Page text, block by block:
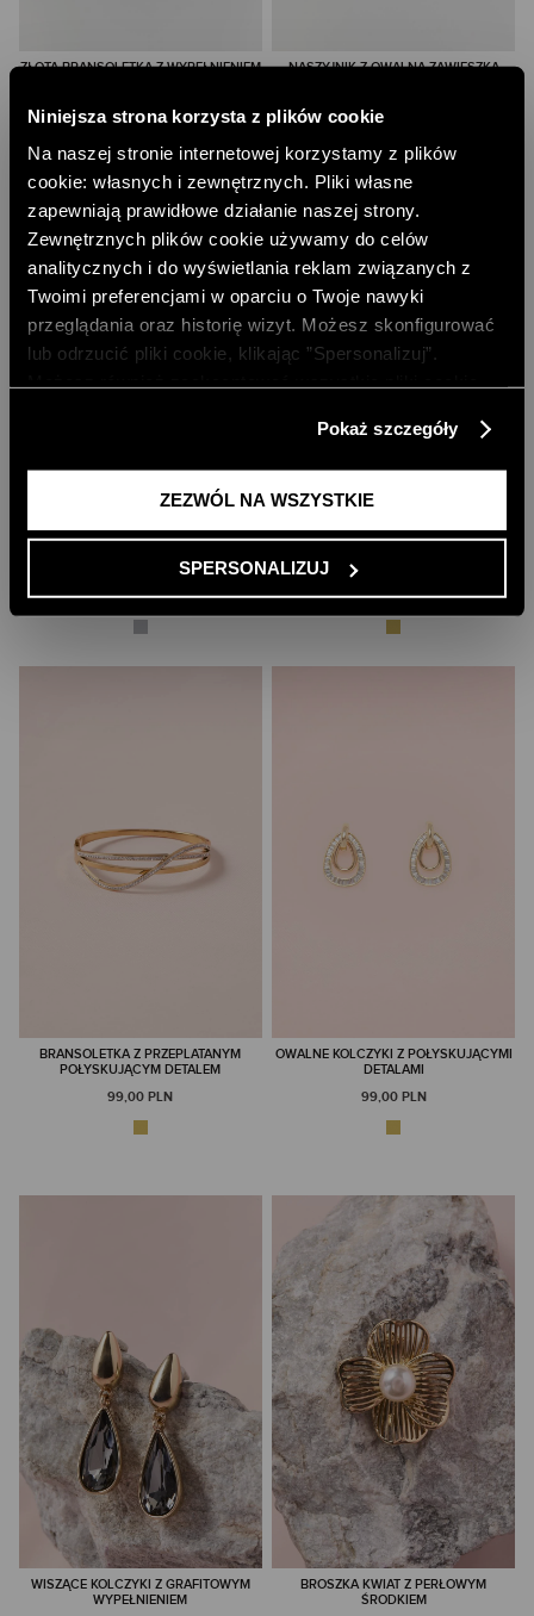
Niniejsza strona korzysta z plików cookie
Na naszej stronie internetowej korzystamy z plików
cookie: własnych i zewnętrznych. Pliki własne
zapewniają prawidłowe działanie naszej strony.
Zewnętrznych plików cookie używamy do celów
analitycznych i do wyświetlania reklam związanych z
Twoimi preferencjami w oparciu o Twoje nawyki
przeglądania oraz historię wizyt. Możesz skonfigurować
lub odrzucić pliki cookie, klikając ”Spersonalizuj”.
Polityce Prywatności
Pokaż szczegóły
ZEZWÓL NA WSZYSTKIE
SPERSONALIZUJ
ZŁOTA BRANSOLETKA Z WYPEŁNIENIEM
NASZYJNIK Z OWALNĄ ZAWIESZKĄ
89,00 PLN
NIEREGULARNYM KSZTAŁCIE
99,00 PLN
BRANSOLETKA Z PRZEPLATANYM
POŁYSKUJĄCYM DETALEM
99,00 PLN
OWALNE KOLCZYKI Z POŁYSKUJĄCYMI
DETALAMI
99,00 PLN
WISZĄCE KOLCZYKI Z GRAFITOWYM
WYPEŁNIENIEM
BROSZKA KWIAT Z PERŁOWYM
ŚRODKIEM